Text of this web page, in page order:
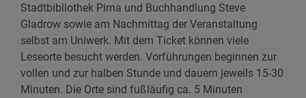
Stadtbibliothek Pirna und Buchhandlung Steve
Gladrow sowie am Nachmittag der Veranstaltung
selbst am Uniwerk. Mit dem Ticket können viele
Leseorte besucht werden. Vorführungen beginnen zur
vollen und zur halben Stunde und dauern jeweils 15-30
Minuten. Die Orte sind fußläufig ca. 5 Minuten